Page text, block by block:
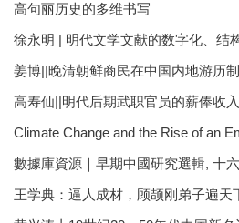
高句丽历史的多维书写
徐永明 | 明代文学文献的数字化、结
姜博||晚清朝鲜商民在中国内地游历
高寿仙||明代后期武职官员的薪俸收
Climate Change and the Rise of an
數據庫資源｜早期中國研究選輯, 十
王学典：逼人成材，顾颉刚弟子遍天